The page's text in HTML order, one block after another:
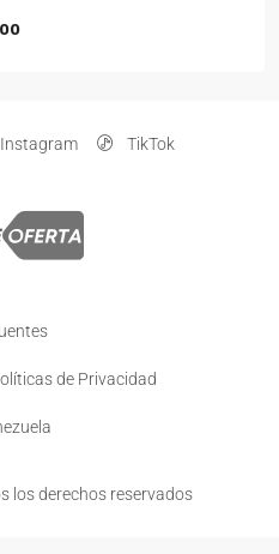
Instagram TikTok
de Privacidad
los derechos reservados